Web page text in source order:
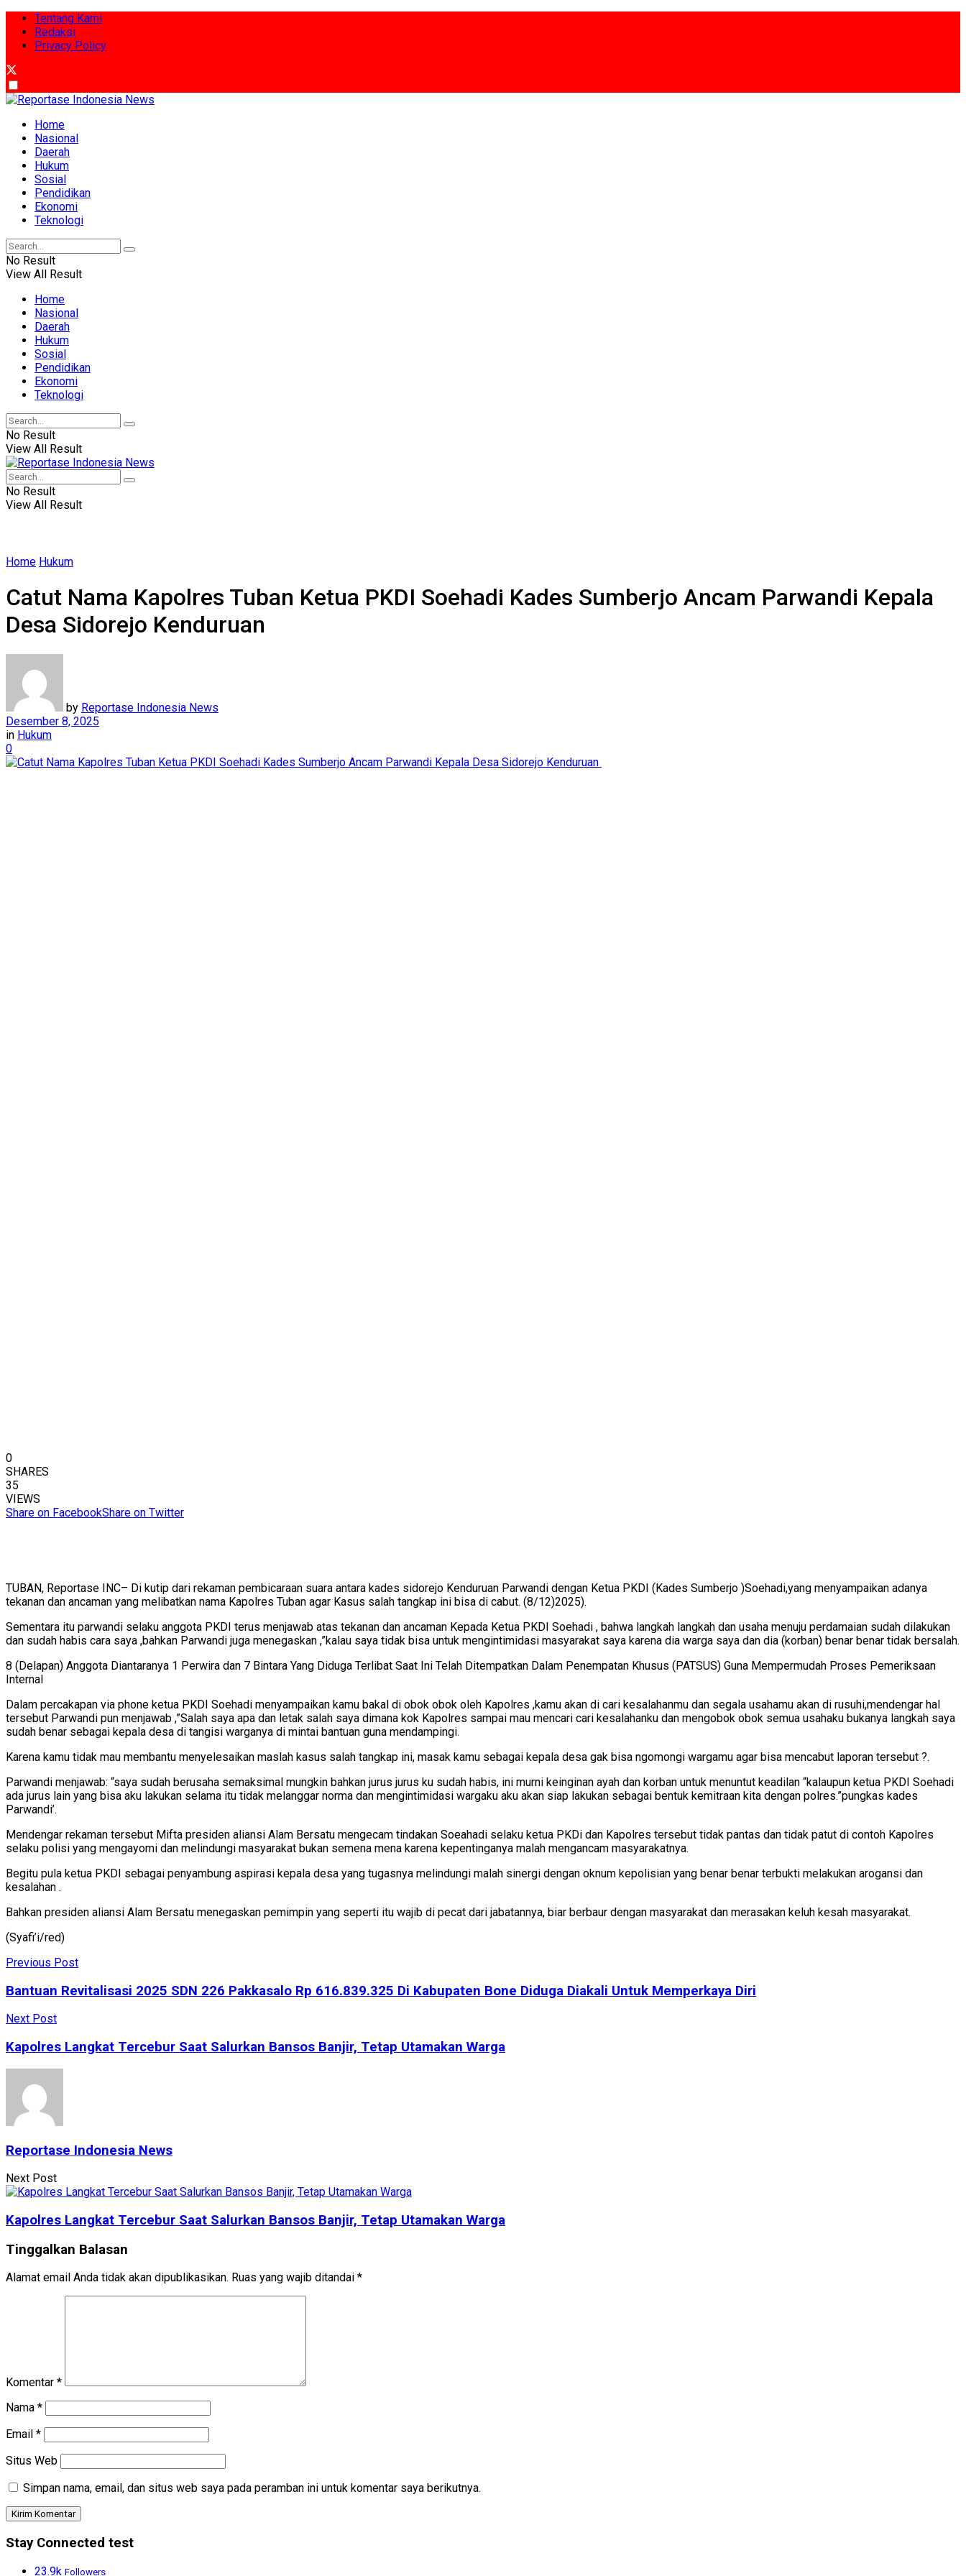
Tentang Kami
Redaksi
Privacy Policy
Home
Nasional
Daerah
Hukum
Sosial
Pendidikan
Ekonomi
Teknologi
No Result
View All Result
Home
Nasional
Daerah
Hukum
Sosial
Pendidikan
Ekonomi
Teknologi
No Result
View All Result
No Result
View All Result
Home Hukum
Catut Nama Kapolres Tuban Ketua PKDI Soehadi Kades Sumberjo Ancam Parwandi Kepala
Desa Sidorejo Kenduruan
by Reportase Indonesia News
Desember 8, 2025
in Hukum
0
0
SHARES
35
VIEWS
Share on FacebookShare on Twitter
TUBAN, Reportase INC– Di kutip dari rekaman pembicaraan suara antara kades sidorejo Kenduruan Parwandi dengan Ketua PKDI (Kades Sumberjo )Soehadi,yang menyampaikan adanya
tekanan dan ancaman yang melibatkan nama Kapolres Tuban agar Kasus salah tangkap ini bisa di cabut. (8/12)2025).
Sementara itu parwandi selaku anggota PKDI terus menjawab atas tekanan dan ancaman Kepada Ketua PKDI Soehadi , bahwa langkah langkah dan usaha menuju perdamaian sudah dilakukan
dan sudah habis cara saya ,bahkan Parwandi juga menegaskan ,”kalau saya tidak bisa untuk mengintimidasi masyarakat saya karena dia warga saya dan dia (korban) benar benar tidak bersalah.
8 (Delapan) Anggota Diantaranya 1 Perwira dan 7 Bintara Yang Diduga Terlibat Saat Ini Telah Ditempatkan Dalam Penempatan Khusus (PATSUS) Guna Mempermudah Proses Pemeriksaan
Internal
Dalam percakapan via phone ketua PKDI Soehadi menyampaikan kamu bakal di obok obok oleh Kapolres ,kamu akan di cari kesalahanmu dan segala usahamu akan di rusuhi,mendengar hal
tersebut Parwandi pun menjawab ,”Salah saya apa dan letak salah saya dimana kok Kapolres sampai mau mencari cari kesalahanku dan mengobok obok semua usahaku bukanya langkah saya
sudah benar sebagai kepala desa di tangisi warganya di mintai bantuan guna mendampingi.
Karena kamu tidak mau membantu menyelesaikan maslah kasus salah tangkap ini, masak kamu sebagai kepala desa gak bisa ngomongi wargamu agar bisa mencabut laporan tersebut ?.
Parwandi menjawab: “saya sudah berusaha semaksimal mungkin bahkan jurus jurus ku sudah habis, ini murni keinginan ayah dan korban untuk menuntut keadilan “kalaupun ketua PKDI Soehadi
ada jurus lain yang bisa aku lakukan selama itu tidak melanggar norma dan mengintimidasi wargaku aku akan siap lakukan sebagai bentuk kemitraan kita dengan polres.”pungkas kades
Parwandi’.
Mendengar rekaman tersebut Mifta presiden aliansi Alam Bersatu mengecam tindakan Soeahadi selaku ketua PKDi dan Kapolres tersebut tidak pantas dan tidak patut di contoh Kapolres
selaku polisi yang mengayomi dan melindungi masyarakat bukan semena mena karena kepentinganya malah mengancam masyarakatnya.
Begitu pula ketua PKDI sebagai penyambung aspirasi kepala desa yang tugasnya melindungi malah sinergi dengan oknum kepolisian yang benar benar terbukti melakukan arogansi dan
kesalahan .
Bahkan presiden aliansi Alam Bersatu menegaskan pemimpin yang seperti itu wajib di pecat dari jabatannya, biar berbaur dengan masyarakat dan merasakan keluh kesah masyarakat.
(Syafi’i/red)
Previous Post
Bantuan Revitalisasi 2025 SDN 226 Pakkasalo Rp 616.839.325 Di Kabupaten Bone Diduga Diakali Untuk Memperkaya Diri
Next Post
Kapolres Langkat Tercebur Saat Salurkan Bansos Banjir, Tetap Utamakan Warga
Reportase Indonesia News
Next Post
Kapolres Langkat Tercebur Saat Salurkan Bansos Banjir, Tetap Utamakan Warga
Tinggalkan Balasan
Alamat email Anda tidak akan dipublikasikan. Ruas yang wajib ditandai *
Komentar *
Nama *
Email *
Situs Web
Simpan nama, email, dan situs web saya pada peramban ini untuk komentar saya berikutnya.
Stay Connected test
23.9k Followers